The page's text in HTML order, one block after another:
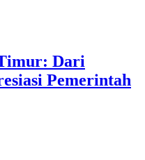
Dari
Pemerintah